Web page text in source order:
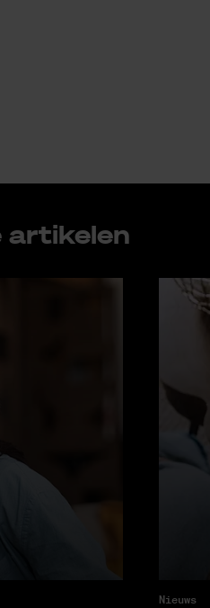
ar­ti­ke­len
Nieuws